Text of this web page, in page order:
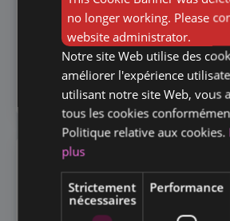
IXELLES, HUMAN SUPPORTS
il y a 2 années• Horeca
TECHNICIEN DE
BRUXELLES
SAINT-GILLES, HUMAN SUPPORTS
no longer working. Please
website administrator.
Notre site Web utilise des
améliorer l'expérience
utilisant notre site Web, vous
tous les cookies
Politique relative aux cookies.
plus
Strictement
nécessaires
Performance